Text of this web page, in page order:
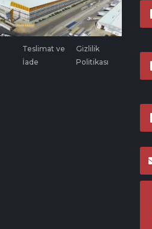
Teslimat ve
İade
Gizlilik
Politikası